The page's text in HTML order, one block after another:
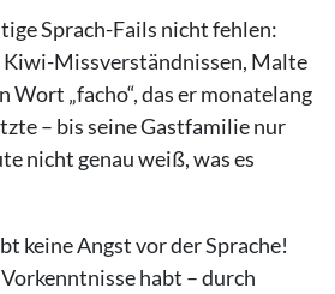
Sprach-Fails nicht fehlen:
Missverständnissen, Malte
Wort „facho“, das er monatelang
– bis seine Gastfamilie nur
nicht genau weiß, was es
keine Angst vor der Sprache!
habt – durch